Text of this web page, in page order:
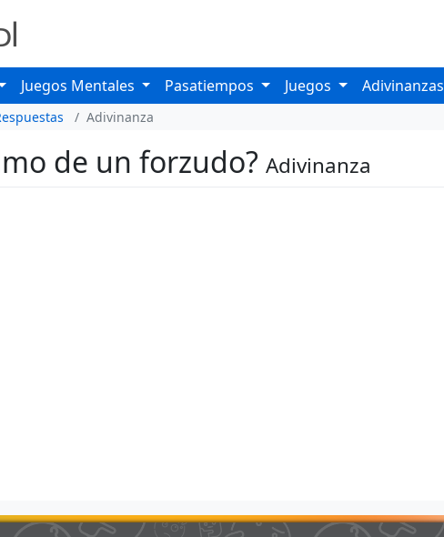
Juegos Mentales Pasatiempos Juegos Adivinanzas
Adivinanza
de un forzudo? Adivinanza